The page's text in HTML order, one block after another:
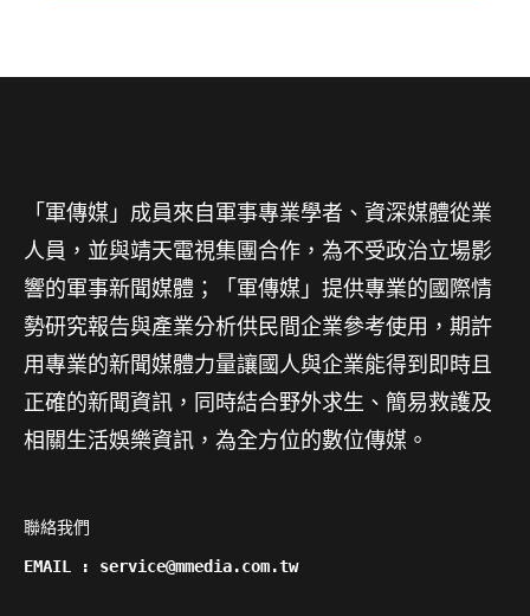
「軍傳媒」成員來自軍事專業學者、資深媒體從業
人員，並與靖天電視集團合作，為不受政治立場影
響的軍事新聞媒體；「軍傳媒」提供專業的國際情
勢研究報告與產業分析供民間企業參考使用，期許
用專業的新聞媒體力量讓國人與企業能得到即時且
正確的新聞資訊，同時結合野外求生、簡易救護及
相關生活娛樂資訊，為全方位的數位傳媒。
聯絡我們
EMAIL : service@mmedia.com.tw